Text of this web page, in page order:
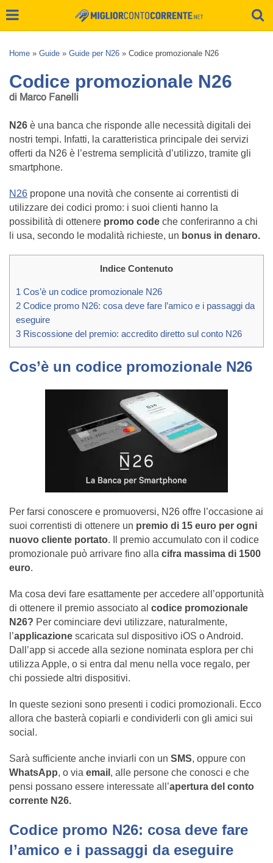
Home » Guide » Guide per N26 » Codice promozionale N26
Codice promozionale N26
di Marco Fanelli
N26 è una banca che risponde alle necessità digitali dei
nostri tempi. Infatti, la caratteristica principale dei servizi
offerti da N26 è l’estrema semplicità d’utilizzo, tramite gli
smartphone.
N26 propone una novità che consente ai correntisti di
utilizzare dei codici promo: i suoi clienti hanno la
possibilità di ottenere promo code che conferiranno a chi
li usa, secondo le modalità richieste, un bonus in denaro.
Indice Contenuto
1 Cos’è un codice promozionale N26
2 Codice promo N26: cosa deve fare l’amico e i passaggi da
eseguire
3 Riscossione del premio: accredito diretto sul conto N26
Cos’è un codice promozionale N26
Per farsi conoscere e promuoversi, N26 offre l’occasione ai
suoi correntisti di ottenere un premio di 15 euro per ogni
nuovo cliente portato. Il premio accumulato con il codice
promozionale può arrivare fino alla cifra massima di 1500
euro.
Ma cosa devi fare esattamente per accedere all’opportunità
di ottenere il premio associato al codice promozionale
N26? Per cominciare devi utilizzare, naturalmente,
l’applicazione scaricata sul dispositivo iOS o Android.
Dall’app si accede alla sezione nominata esplora per chi
utilizza Apple, o si entra dal menu nella voce regalo, per
chi possiede altri dispositivi.
In queste sezioni sono presenti i codici promozionali. Ecco
allora che basterà copiarli e condividerli con gli amici sui
social.
Sarà sufficiente anche inviarli con un SMS, oppure con
WhatsApp, o via email , alle persone che conosci e che
pensi possano essere interessate all’apertura del conto
corrente N26.
Codice promo N26: cosa deve fare
l’amico e i passaggi da eseguire